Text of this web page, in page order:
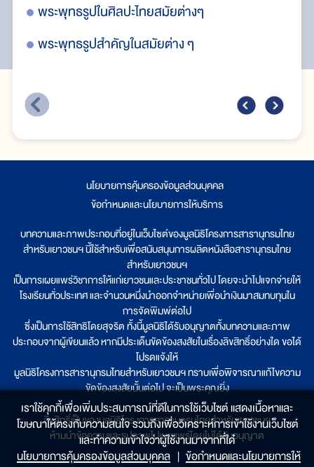
พระพุทธรูปในศิลปะไทยสมัยต่างๆ
พระพุทธรูปสำคัญในสมัยต่าง ๆ
นโยบายการคุ้มครองข้อมูลส่วนบุคคล
ข้อกำหนดและนโยบายการให้บริการ
บทความและภาพประกอบที่อยู่ในเว็บไซต์ของมูลนิธิโครงการสารานุกรมไทย
สำหรับเยาวชนฯ นี้ใช้สำหรับเพื่อสนับสนุนการผลิตหนังสือสารานุกรมไทย
สำหรับเยาวชนฯ
เป็นการเผยแพร่วิชาการให้แก่เยาวชนและประชาชนทั่วไป โดยจะนำไปแจกจ่ายให้
โรงเรียนทั่วประเทศ และจำนวนหนึ่งนำออกจำหน่ายเพื่อนำเงินมาสมทบทุนใน
การจัดพิมพ์ต่อไป
ซึ่งเป็นการใช้สิทธิโดยสุจริต ทั้งนี้มูลนิธิได้รับอนุญาตทั้งบทความและภาพ
ประกอบจากผู้เขียนแล้ว หากมีประเด็นขัดข้องสงสัยในเรื่องลิขสิทธิ์อย่างใด ขอได้
โปรดแจ้งให้
มูลนิธิโครงการสารานุกรมไทยสำหรับเยาวชนฯ ทราบเพื่อพิจารณาแก้ไขความ
ขัดข้องสงสัยนั้นต่อไป จะเป็นพระคุณยิ่ง
ลิขสิทธิ์เป็นของมูลนิธิโครงการสารานุกรมไทยสำหรับเยาวชนฯ
ห้ามนำข้อความและรูปภาพไปเผยแพร่โดยไม่ได้รับอนุญาต
เราใช้คุกกี้เพื่อเพิ่มประสบการณ์ที่ดีในการใช้เว็บไซต์ แสดงเนื้อหาและ
โฆษณาให้ตรงกับความสนใจ รวมถึงเพื่อวิเคราะห์การเข้าใช้งานเว็บไซต์
และทำความเข้าใจว่าผู้ใช้งานมาจากที่ใด๋
นโยบายการคุ้มครองข้อมูลส่วนบุคคล | ข้อกำหนดและนโยบายการให้